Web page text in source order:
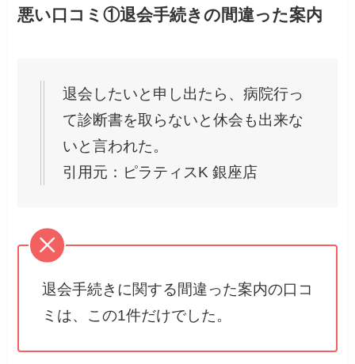
悪い口コミ①退会手続きの間違った案内
退会したいと申し出たら、病院行っ
て診断書を取らないと休会も出来な
いと言われた。
引用元：ピラティスK 銀座店
退会手続きに関する間違った案内の口コ
ミは、この1件だけでした。